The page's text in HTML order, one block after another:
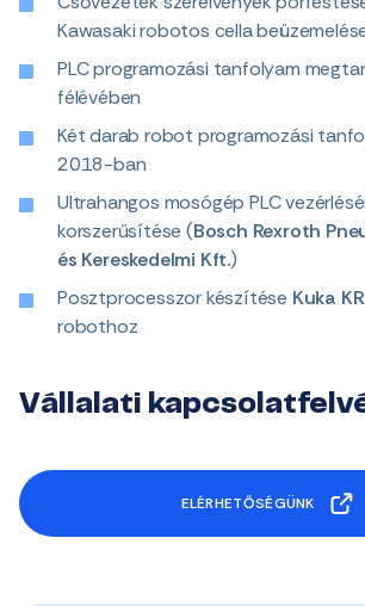
Kawasaki robotos cella
PLC programozási tanfolyam
félévében
Két darab robot programozási
2018-ban
Ultrahangos mosógép PLC
korszerűsítése (Bosch Rexroth
és Kereskedelmi Kft.)
Posztprocesszor készítése Kuka
robothoz
Vállalati
ELÉRHETŐSÉGÜNK